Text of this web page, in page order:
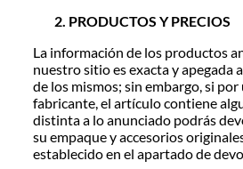
PRODUCTOS Y PRECIOS
La información de los productos
nuestro sitio es exacta y apegada
de los mismos; sin embargo, si
fabricante, el artículo contiene
distinta a lo anunciado podrás
su empaque y accesorios
establecido en el apartado de